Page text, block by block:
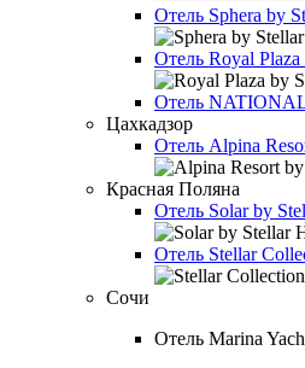
Отель Sphera by
Отель Royal
Отель
Цахкадзор
Отель Alpina
Красная Поляна
Отель Solar by
Отель Stellar
Сочи
Отель Marina